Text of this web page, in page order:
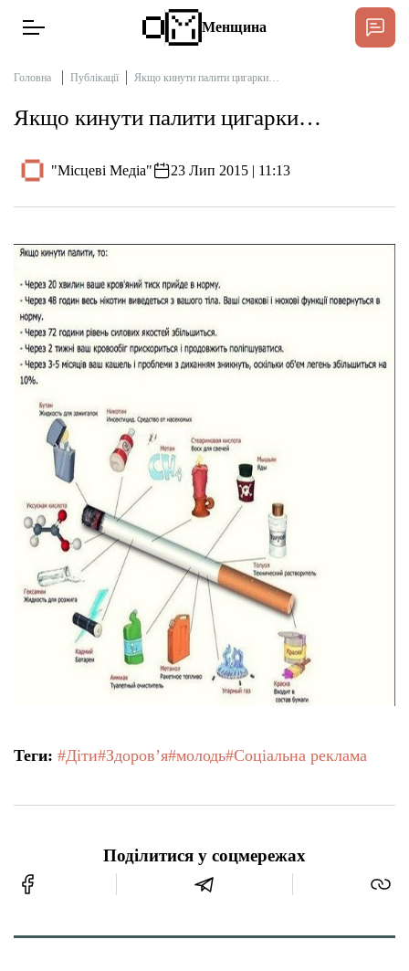
Тексти
Публікації
Про нас
Бюджет
Тендери
Довідник
Контакти
Рекламні прайси
Підтримати «місцевих»
Етичний кодекс
Менщина
Головна Публікації Якщо кинути палити цигарки…
Якщо кинути палити цигарки…
"Місцеві Медіа" 23 Лип 2015 | 11:13
Теги: #Діти#Здоров’я#молодь#Соціальна реклама
Поділитися у соцмережах